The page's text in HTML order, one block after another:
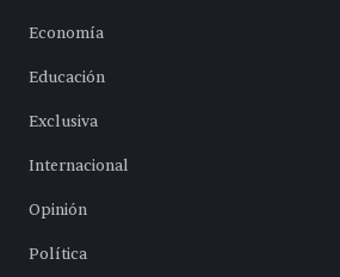
Economía
Educación
Exclusiva
Internacional
Opinión
Política